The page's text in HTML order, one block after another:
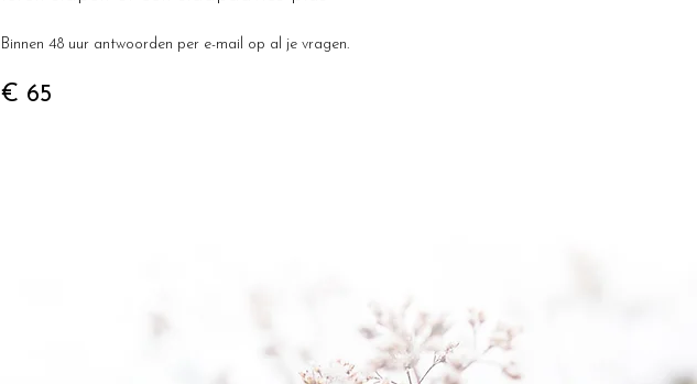
Binnen 48 uur antwoorden per e-mail op al je vragen.
€ 65